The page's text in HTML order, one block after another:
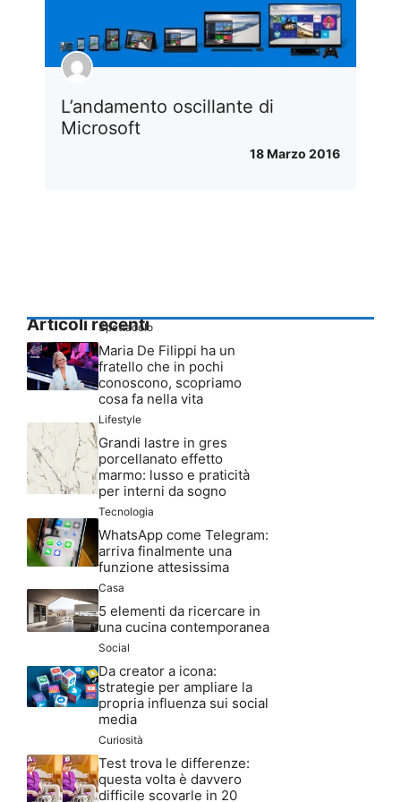
L’andamento oscillante di
Microsoft
18 Marzo 2016
Articoli recenti
Spettacolo
Maria De Filippi ha un
fratello che in pochi
conoscono, scopriamo
cosa fa nella vita
Lifestyle
Grandi lastre in gres
porcellanato effetto
marmo: lusso e praticità
per interni da sogno
Tecnologia
WhatsApp come Telegram:
arriva finalmente una
funzione attesissima
Casa
5 elementi da ricercare in
una cucina contemporanea
Social
Da creator a icona:
strategie per ampliare la
propria influenza sui social
media
Curiosità
Test trova le differenze:
questa volta è davvero
difficile scovarle in 20